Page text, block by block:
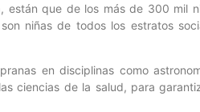
están que de los más de 300 mil
niñas de todos los estratos
en disciplinas como
ciencias de la salud, para